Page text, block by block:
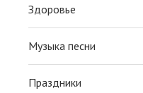
Здоровье
Музыка песни
Праздники